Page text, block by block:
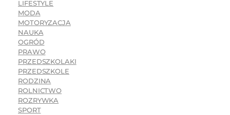
LIFESTYLE
MODA
MOTORYZACJA
NAUKA
OGRÓD
PRAWO
PRZEDSZKOLAKI
PRZEDSZKOLE
RODZINA
ROLNICTWO
ROZRYWKA
SPORT